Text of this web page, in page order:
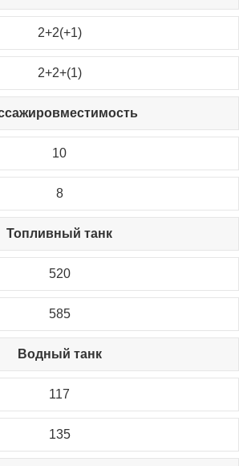
2+2(+1)
2+2+(1)
10
8
Топливный танк
520
585
Водный танк
117
135